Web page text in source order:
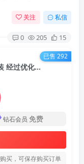
关注 私信
0 205 15
【缠论三买优化版】 缠论三买优化版套装 经过优化掉了DLL函数 通达信主副图 选股 源码
钻石会员 免费
买，可保存购买订单
已售 292